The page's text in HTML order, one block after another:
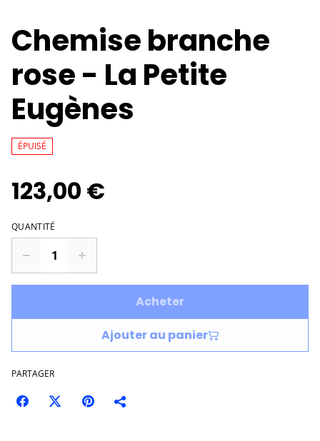
Chemise branche
rose - La Petite
Eugènes
ÉPUISÉ
123,00 €
QUANTITÉ
Acheter
Ajouter au panier
PARTAGER